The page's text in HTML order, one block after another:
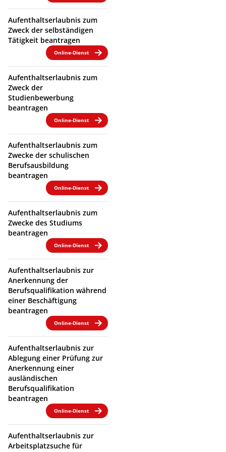
Aufenthaltserlaubnis zum
Zweck der selbständigen
Tätigkeit beantragen
Online-Dienst
Aufenthaltserlaubnis zum
Zweck der
Studienbewerbung
beantragen
Online-Dienst
Aufenthaltserlaubnis zum
Zwecke der schulischen
Berufsausbildung
beantragen
Online-Dienst
Aufenthaltserlaubnis zum
Zwecke des Studiums
beantragen
Online-Dienst
Aufenthaltserlaubnis zur
Anerkennung der
Berufsqualifikation während
einer Beschäftigung
beantragen
Online-Dienst
Aufenthaltserlaubnis zur
Ablegung einer Prüfung zur
Anerkennung einer
ausländischen
Berufsqualifikation
beantragen
Online-Dienst
Aufenthaltserlaubnis zur
Arbeitsplatzsuche für